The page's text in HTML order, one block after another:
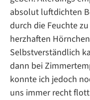
absolut luftdichten
durch die Feuchte
herzhaften
Selbstverständlich
dann bei
konnte ich jedoch
uns immer recht